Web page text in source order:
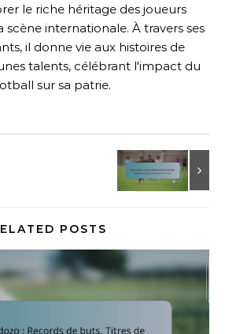
le riche héritage des joueurs
scène internationale. À travers ses
il donne vie aux histoires de
talents, célébrant l'impact du
sur sa patrie.
POSTS